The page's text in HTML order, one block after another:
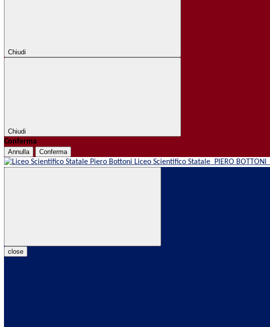
Chiudi
Chiudi
Conferma
Annulla Conferma
Liceo Scientifico Statale PIERO BOTTONI
close